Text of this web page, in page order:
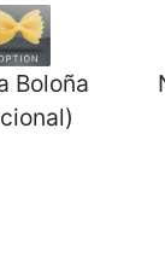
Boloña